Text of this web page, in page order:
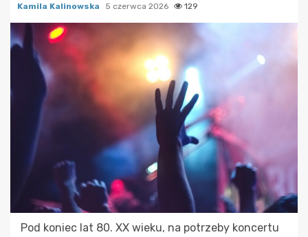
Kamila Kalinowska 5 czerwca 2026 129
Pod koniec lat 80. XX wieku, na potrzeby koncertu